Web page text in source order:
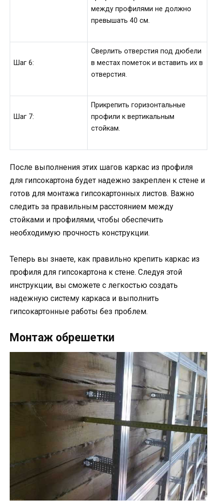
между профилями не должно
превышать 40 см.
Шаг 6:
Сверлить отверстия под дюбели
в местах пометок и вставить их в
отверстия.
Шаг 7:
Прикрепить горизонтальные
профили к вертикальным
стойкам.
После выполнения этих шагов каркас из профиля
для гипсокартона будет надежно закреплен к стене и
готов для монтажа гипсокартонных листов. Важно
следить за правильным расстоянием между
стойками и профилями, чтобы обеспечить
необходимую прочность конструкции.
Теперь вы знаете, как правильно крепить каркас из
профиля для гипсокартона к стене. Следуя этой
инструкции, вы сможете с легкостью создать
надежную систему каркаса и выполнить
гипсокартонные работы без проблем.
Монтаж обрешетки